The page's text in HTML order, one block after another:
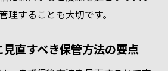
ルバーを傷から守る実践ポイ
用の効果的な貴金属保管テク
理することも大切です。
直すべき保管方法の要点